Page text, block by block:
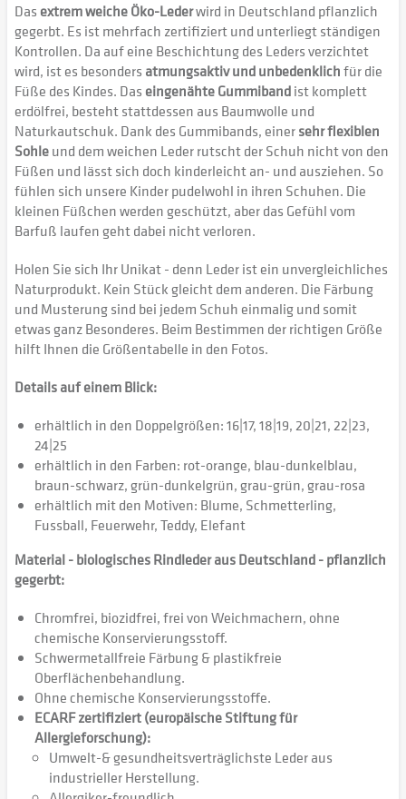
Das extrem weiche Öko-Lederwird in Deutschland pflanzlich
gegerbt. Es ist mehrfach zertifiziert und unterliegt ständigen
Kontrollen. Da auf eine Beschichtung des Leders verzichtet
wird, ist es besonders atmungsaktiv und unbedenklichfür die
Füße des Kindes. Das eingenähte Gummibandist komplett
erdölfrei, besteht stattdessen aus Baumwolle und
Naturkautschuk. Dank des Gummibands, einersehr flexiblen
Sohleund dem weichen Leder rutscht der Schuh nicht von den
Füßen und lässt sich doch kinderleicht an- und ausziehen. So
fühlen sich unsere Kinder pudelwohl in ihren Schuhen. Die
kleinen Füßchen werden geschützt, aber das Gefühl vom
Barfuß laufen geht dabei nicht verloren.
Holen Sie sich Ihr Unikat - denn Leder ist ein unvergleichliches
Naturprodukt. Kein Stück gleicht dem anderen. Die Färbung
und Musterung sind bei jedem Schuh einmalig und somit
etwas ganz Besonderes. Beim Bestimmen der richtigen Größe
hilft Ihnen die Größentabelle in den Fotos.
Details auf einem Blick:
erhältlich in den Doppelgrößen: 16|17, 18|19, 20|21, 22|23,
24|25
erhältlich in den Farben: rot-orange, blau-dunkelblau,
braun-schwarz, grün-dunkelgrün, grau-grün, grau-rosa
erhältlich mit den Motiven: Blume, Schmetterling,
Fussball, Feuerwehr, Teddy, Elefant
Material - biologisches Rindleder aus Deutschland - pflanzlich
gegerbt:
Chromfrei, biozidfrei, frei von Weichmachern, ohne
chemische Konservierungsstoff.
Schwermetallfreie Färbung & plastikfreie
Oberflächenbehandlung.
Ohne chemische Konservierungsstoffe.
ECARF zertifiziert (europäische Stiftung für
Allergieforschung):
Umwelt-& gesundheitsverträglichste Leder aus
industrieller Herstellung.